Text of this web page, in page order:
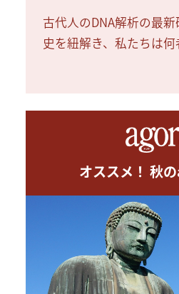
古代人のDNA解析の最
史を紐解き、私たちは何
オススメ！ 秋